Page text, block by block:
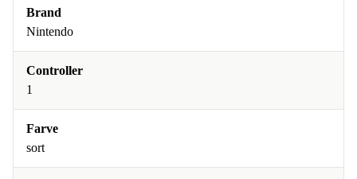
Brand
Nintendo
Controller
1
Farve
sort